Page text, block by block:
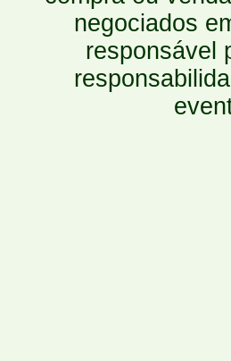
negociados
responsável